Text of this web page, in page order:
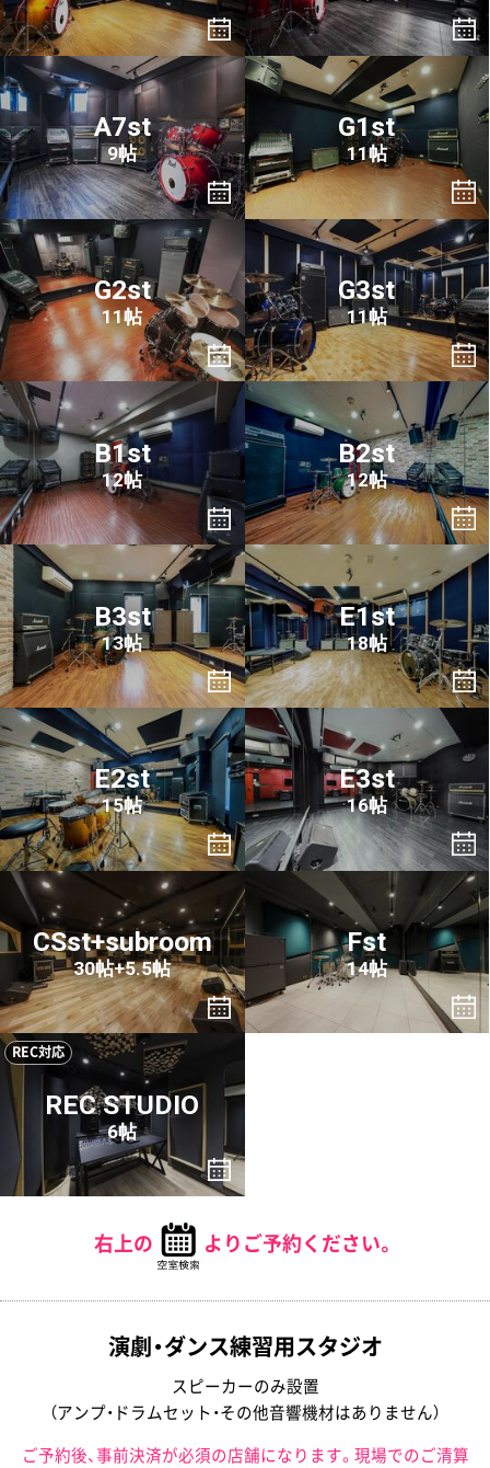
A7st
9帖
G1st
11帖
G2st
11帖
G3st
11帖
B1st
12帖
B2st
12帖
B3st
13帖
E1st
18帖
E2st
15帖
E3st
16帖
CSst+subroom
30帖+5.5帖
Fst
14帖
REC対応
REC STUDIO
6帖
右上の よりご予約ください。
演劇・ダンス練習用スタジオ
スピーカーのみ設置
（アンプ・ドラムセット・その他音響機材はありません）
ご予約後、事前決済が必須の店舗になります。現場でのご清算